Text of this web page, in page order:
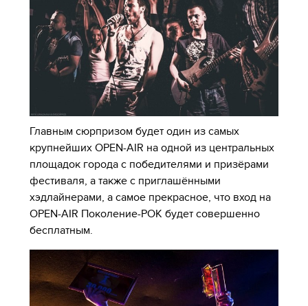
Главным сюрпризом будет один из самых
крупнейших OPEN-AIR на одной из центральных
площадок города с победителями и призёрами
фестиваля, а также с приглашёнными
хэдлайнерами, а самое прекрасное, что вход на
OPEN-AIR Поколение-РОК будет совершенно
бесплатным.